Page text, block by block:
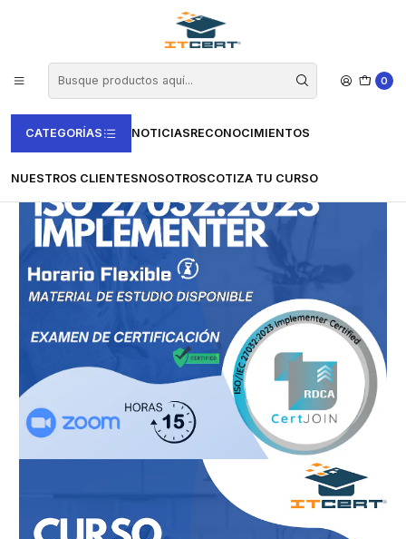
0
CATEGORÍAS NOTICIASRECONOCIMIENTOS
NUESTROS CLIENTESNOSOTROSCOTIZA TU CURSO
Certjoin
Curso ISO 27032:2023 Implementer (Incluye examen de